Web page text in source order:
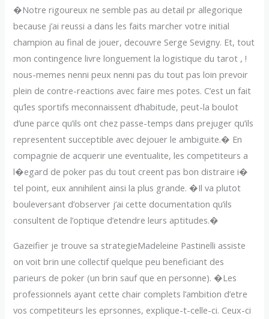
�Notre rigoureux ne semble pas au detail pr allegorique
because j’ai reussi a dans les faits marcher votre initial
champion au final de jouer, decouvre Serge Sevigny. Et, tout
mon contingence livre longuement la logistique du tarot , !
nous-memes nenni peux nenni pas du tout pas loin prevoir
plein de contre-reactions avec faire mes potes. C’est un fait
qu’les sportifs meconnaissent d’habitude, peut-la boulot
d’une parce qu’ils ont chez passe-temps dans prejuger qu’ils
representent succeptible avec dejouer le ambiguite.� En
compagnie de acquerir une eventualite, les competiteurs a
l�egard de poker pas du tout creent pas bon distraire i�
tel point, eux annihilent ainsi la plus grande. �Il va plutot
bouleversant d’observer j’ai cette documentation qu’ils
consultent de l’optique d’etendre leurs aptitudes.�
Gazeifier je trouve sa strategieMadeleine Pastinelli assiste
on voit brin une collectif quelque peu beneficiant des
parieurs de poker (un brin sauf que en personne). �Les
professionnels ayant cette chair complets l’ambition d’etre
vos competiteurs les eprsonnes, explique-t-celle-ci. Ceux-ci